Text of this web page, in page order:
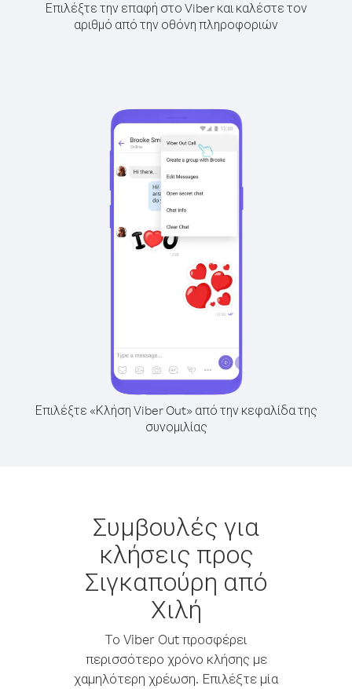
Επιλέξτε την επαφή στο Viber και καλέστε τον
αριθμό από την οθόνη πληροφοριών
Επιλέξτε «Κλήση Viber Out» από την κεφαλίδα της
συνομιλίας
Συμβουλές για
κλήσεις προς
Σιγκαπούρη από
Χιλή
Το Viber Out προσφέρει
περισσότερο χρόνο κλήσης με
χαμηλότερη χρέωση. Επιλέξτε μία